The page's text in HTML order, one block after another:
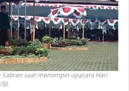
saat memimpin upacara Hari
8).